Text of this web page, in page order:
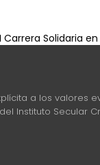
Carrera Solidaria
a los valores
Instituto Secular